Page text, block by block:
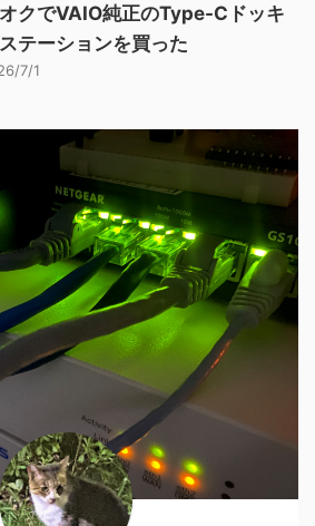
クでVAIO純正のType-Cドッキ
テーションを買った
7/1